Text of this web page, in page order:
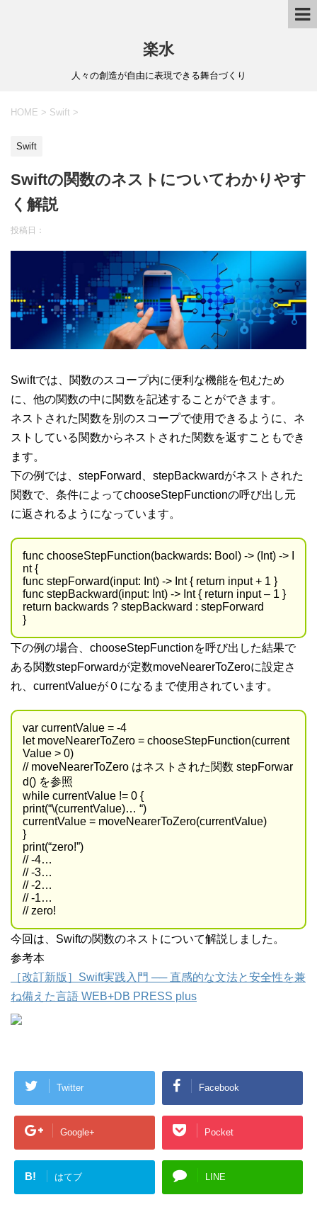
楽水
人々の創造が自由に表現できる舞台づくり
HOME > Swift >
Swift
Swiftの関数のネストについてわかりやす
く解説
投稿日：
Swiftでは、関数のスコープ内に便利な機能を包むため
に、他の関数の中に関数を記述することができます。
ネストされた関数を別のスコープで使用できるように、ネ
ストしている関数からネストされた関数を返すこともでき
ます。
下の例では、stepForward、stepBackwardがネストされた
関数で、条件によってchooseStepFunctionの呼び出し元
に返されるようになっています。
func chooseStepFunction(backwards: Bool) -> (Int) -> I
nt {
func stepForward(input: Int) -> Int { return input + 1 }
func stepBackward(input: Int) -> Int { return input – 1 }
return backwards ? stepBackward : stepForward
}
下の例の場合、chooseStepFunctionを呼び出した結果で
ある関数stepForwardが定数moveNearerToZeroに設定さ
れ、currentValueが０になるまで使用されています。
var currentValue = -4
let moveNearerToZero = chooseStepFunction(current
Value > 0)
// moveNearerToZero はネストされた関数 stepForwar
d() を参照
while currentValue != 0 {
print(“\(currentValue)… “)
currentValue = moveNearerToZero(currentValue)
}
print(“zero!”)
// -4…
// -3…
// -2…
// -1…
// zero!
今回は、Swiftの関数のネストについて解説しました。
参考本
［改訂新版］Swift実践入門 ── 直感的な文法と安全性を兼
ね備えた言語 WEB+DB PRESS plus
Twitter Facebook
Google+ Pocket
B! はてブ LINE